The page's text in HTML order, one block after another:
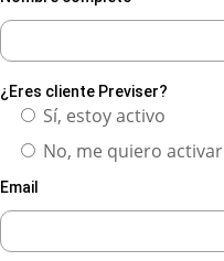
¿Eres cliente Previser?
Sí, estoy activo
No, me quiero activar
Email